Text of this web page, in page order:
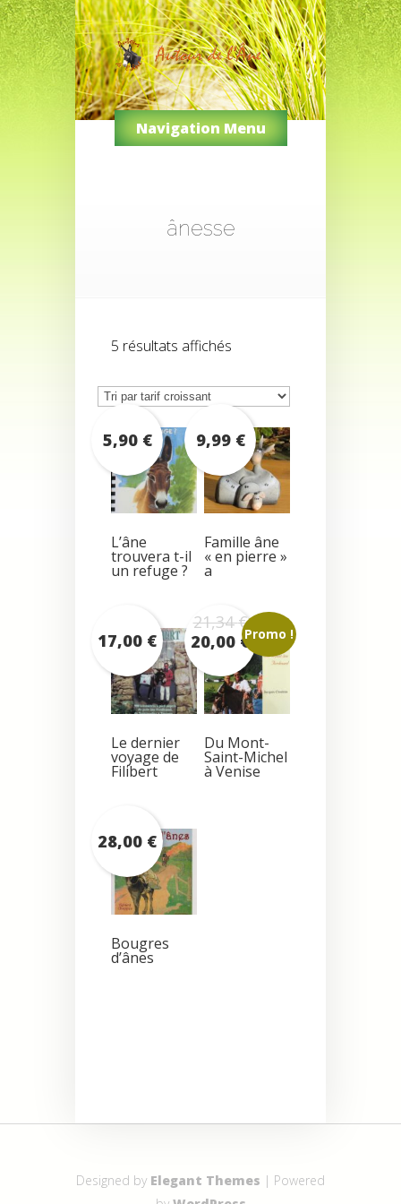
Navigation Menu
ânesse
5 résultats affichés
prix
L’âne
trouvera t-il
un refuge ?
5,90 €
Famille âne
« en pierre »
a
9,99 €
Le dernier
voyage de
Filibert
17,00 € Promo !
Du Mont-
Saint-Michel
à Venise
21,34€
20,00 €
Bougres
d’ânes
28,00 €
Designed by Elegant Themes | Powered